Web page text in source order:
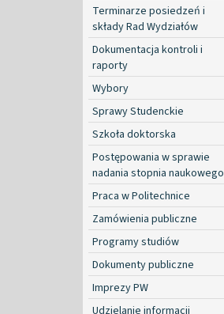
Terminarze posiedzeń i
składy Rad Wydziałów
Dokumentacja kontroli i
raporty
Wybory
Sprawy Studenckie
Szkoła doktorska
Postępowania w sprawie
nadania stopnia naukowego
Praca w Politechnice
Zamówienia publiczne
Programy studiów
Dokumenty publiczne
Imprezy PW
Udzielanie informacji